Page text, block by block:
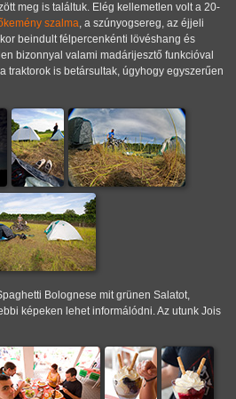
meg is találtuk. Elég kellemetlen volt a 20-
szalma, a szúnyogsereg, az éjjeli
beindult félpercenkénti lövéshang és
bizonnyal valami madárijesztő funkcióval
traktorok is betársultak, úgyhogy egyszerűen
Bolognese mit grünen Salatot,
képeken lehet informálódni. Az utunk Jois